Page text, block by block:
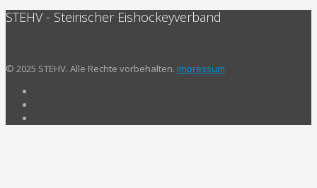
STEHV - Steirischer Eishockeyverband
© 2025 STEHV. Alle Rechte vorbehalten. Impressum